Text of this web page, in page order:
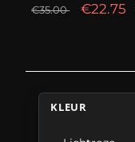
€35.00 €22.75
KLEUR